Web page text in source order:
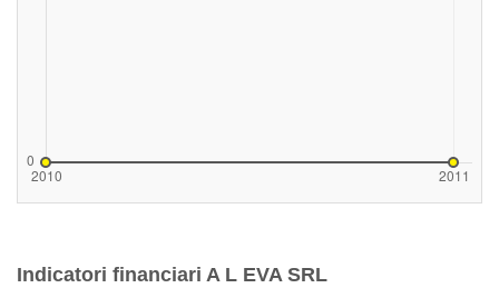
Indicatori financiari A L EVA SRL